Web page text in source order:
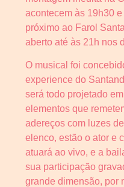
acontecem às 19h30
próximo ao Farol
aberto até às 21h nos
O musical foi
experience do
será todo projetado
elementos que
adereços com luzes
elenco, estão o ator e
atuará ao vivo, e a
sua participação
grande dimensão, por